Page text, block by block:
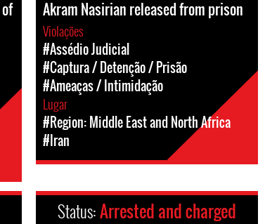
Akram Nasirian released from prison
Violações
#Assédio Judicial
#Captura / Detenção / Prisão
#Ameaças / Intimidação
Lugar
#Region: Middle East and North Africa
#Iran
Status:Arrested and charged